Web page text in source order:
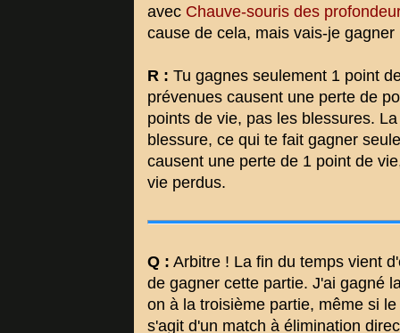
avec Chauve-souris des
cause de cela, mais vais-je
R : Tu gagnes seulement 1 point
prévenues causent une perte de
points de vie, pas les blessures.
blessure, ce qui te fait gagner
causent une perte de 1 point de
vie perdus.
Q : Arbitre ! La fin du temps vient
de gagner cette partie. J'ai gagné
on à la troisième partie, même si
s'agit d'un match à élimination